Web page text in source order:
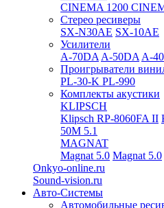
CINEMA 1200
Стерео ресиверы
SX-N30AE SX-10AE
Усилители
A-70DA A-50DA A-
Проигрыватели
PL-30-K PL-990
Комплекты акустики
KLIPSCH
Klipsch RP-8060FA II
50M 5.1
MAGNAT
Magnat 5.0 Magnat 5.0
Onkyo-online.ru
Sound-vision.ru
Авто-Системы
Автомобильные